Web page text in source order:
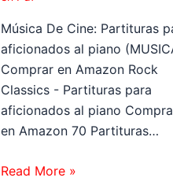
Música De Cine: Partituras
aficionados al piano
Comprar en Amazon Rock
Classics - Partituras para
aficionados al piano
en Amazon 70 Partituras…
Read More »